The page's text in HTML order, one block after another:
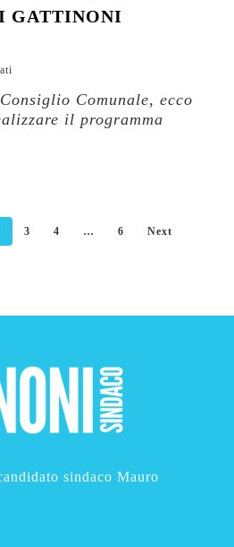
GATTINONI
Comunale, ecco
il programma
3 4 … 6 Next
sindaco Mauro